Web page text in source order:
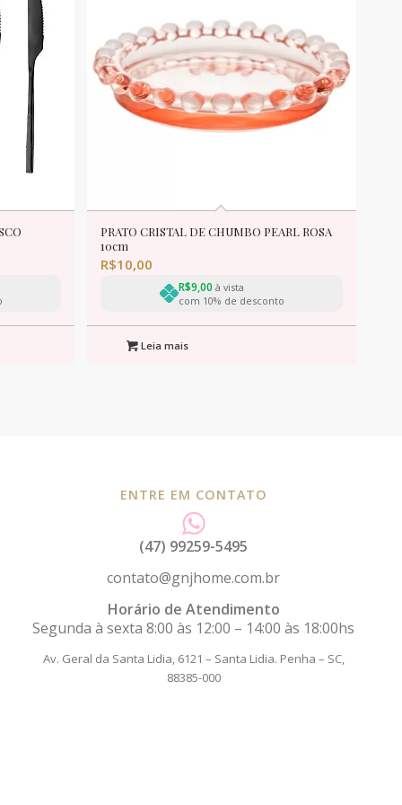
PRATO CRISTAL DE CHUMBO PEARL ROSA
10cm
R$10,00
R$9,00 à vista
com 10% de desconto
Leia mais
ENTRE EM CONTATO
(47) 99259-5495
contato@gnjhome.com.br
Horário de Atendimento
Segunda à sexta 8:00 às 12:00 – 14:00 às 18:00hs
Av. Geral da Santa Lidia, 6121 – Santa Lidia. Penha – SC,
88385-000